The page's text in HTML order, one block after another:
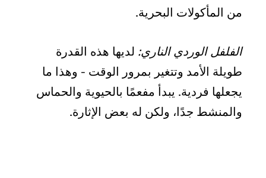
من المأكولات البحرية.
الفلفل الوردي الناري: لديها هذه القدرة
طويلة الأمد وتتغير بمرور الوقت - وهذا ما
يجعلها فردية. يبدأ مفعمًا بالحيوية والحماس
والمنشط جدًا، ولكن له بعض الإثارة.